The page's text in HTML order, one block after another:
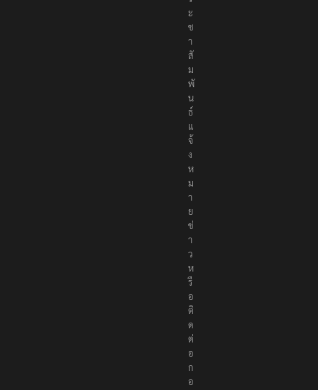
ป
ร
ะ
ช
า
สั
ม
พั
น
ธ์
แ
จ้
ง
ห
ม
า
ย
ข่
า
ว
ห
รื
อ
ติ
ด
ต่
อ